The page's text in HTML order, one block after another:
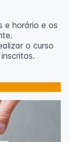
e horário e os
o curso